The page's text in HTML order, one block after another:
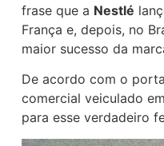
frase que a Nestlé
França e, depois, no
maior sucesso da
De acordo com o
comercial veiculado
para esse verdadeiro